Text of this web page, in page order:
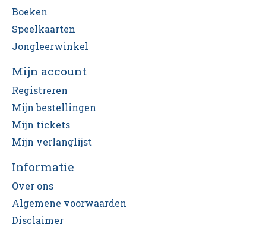
Boeken
Speelkaarten
Jongleerwinkel
Mijn account
Registreren
Mijn bestellingen
Mijn tickets
Mijn verlanglijst
Informatie
Over ons
Algemene voorwaarden
Disclaimer